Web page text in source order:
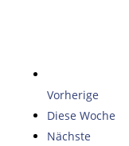
Vorherige
Diese Woche
Nächste